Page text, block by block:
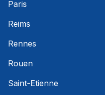
Paris
Reims
Rennes
Rouen
Saint-Etienne